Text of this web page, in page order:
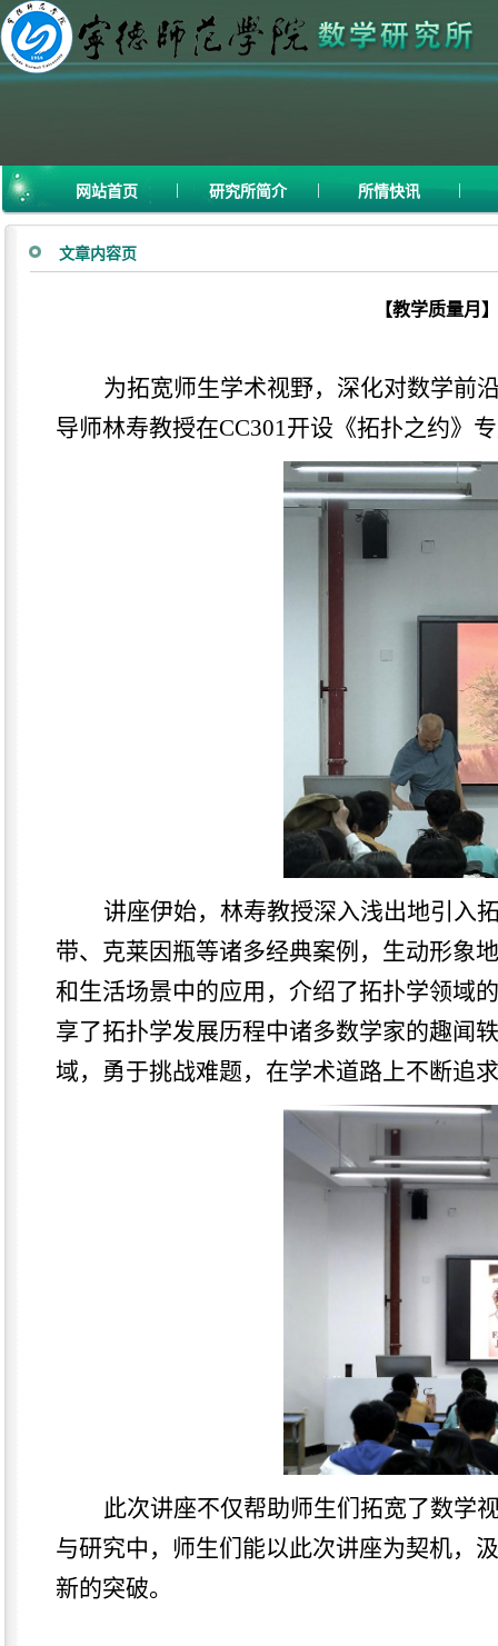
网站首页 | 研究所简介 | 所情快讯 |
文章内容页
【教学质量月
为拓宽师生学术视野，深化对数学前
导师林寿教授在CC301开设《拓扑之约》
讲座伊始，林寿教授深入浅出地引入
带、克莱因瓶等诸多经典案例，生动形象
和生活场景中的应用 ， 介绍了拓扑学领域
享了拓扑学发展历程中诸多数学家的趣闻
域，勇于挑战难题，在学术道路上不断追
此次讲座不仅帮助师生们拓宽了数学
与研究中，师生们能以此次讲座为契机，
新的突破。